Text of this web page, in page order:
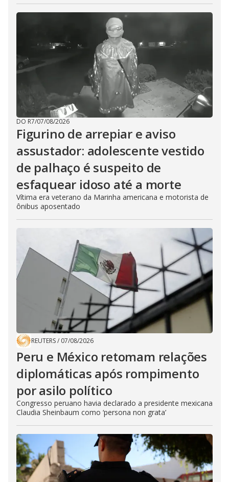
DO R7/07/08/2026
Figurino de arrepiar e aviso
assustador: adolescente vestido
de palhaço é suspeito de
esfaquear idoso até a morte
Vítima era veterano da Marinha americana e motorista de
ônibus aposentado
REUTERS/ 07/08/2026
Peru e México retomam relações
diplomáticas após rompimento
por asilo político
Congresso peruano havia declarado a presidente mexicana
Claudia Sheinbaum como ‘persona non grata’